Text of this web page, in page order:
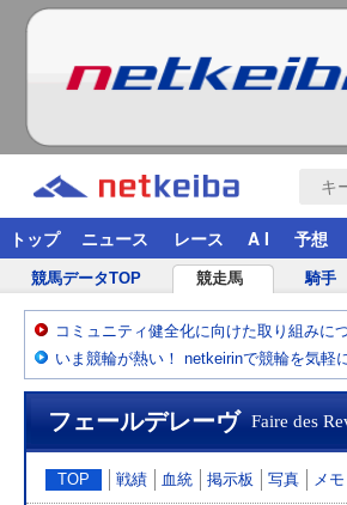
トップ ニュース レース A I 予想
競馬データTOP 競走馬 騎手
コミュニティ健全化に向けた取り組みに
いま競輪が熱い！ netkeirinで競輪を気軽
フェールデレーヴ Faire des
TOP 戦績 血統 掲示板 写真 メモ